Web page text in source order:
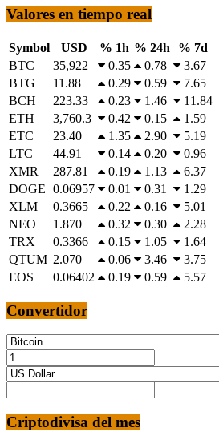
Valores en tiempo real
Symbol USD % 1h % 24h
% 7d
BTC
35,922 0.35 0.78
3.67
BTG
11.88 0.29 0.59
7.65
BCH
223.33 0.23 1.46
11.84
ETH
3,760.3 0.42 0.15
1.59
ETC
23.40 1.35 2.90
5.19
LTC
44.91 0.14 0.20
0.96
XMR
287.81 0.19 1.13
6.37
DOGE 0.06957 0.01 0.31
1.29
XLM
0.3665 0.22 0.16
5.01
NEO
1.870 0.32 0.30
2.28
TRX
0.3366 0.15 1.05
1.64
QTUM 2.070 0.06 3.46
3.75
EOS
0.06402 0.19 0.59 5.57
Convertidor
Criptodivisa del mes